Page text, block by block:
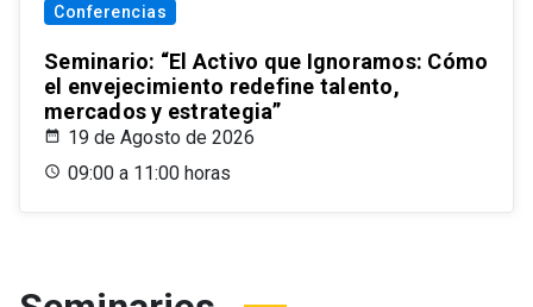
Conferencias
Seminario: “El Activo que Ignoramos: Cómo
el envejecimiento redefine talento,
mercados y estrategia”
19 de Agosto de 2026
09:00 a 11:00 horas